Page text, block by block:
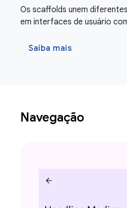
Os scaffolds unem
em interfaces de usuário
Saiba mais
Navegação